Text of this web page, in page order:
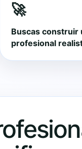
🚀
Buscas construir
profesional